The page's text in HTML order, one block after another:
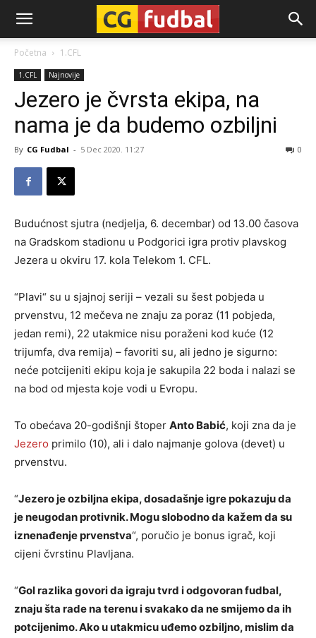
CG-
Fudbal
Početna 1.CFL
1.CFL Najnovije
Jezero je čvrsta ekipa, na
nama je da budemo ozbiljni
By CG Fudbal - 5 Dec 2020. 11:27 0
Budućnost sjutra (nedjelja, 6. decembar) od 13.00 časova
na Gradskom stadionu u Podgorici igra protiv plavskog
Jezera u okviru 17. kola Telekom 1. CFL.
“Plavi“ su u sjajnoj seriji – vezali su šest pobjeda u
prvenstvu, 12 mečeva ne znaju za poraz (11 pobjeda,
jedan remi), 22 utakmice nisu poraženi kod kuće (12
trijumfa, dva remija) – favoriti su, ali jedno je sigurno:
neće potcijeniti ekipu koja je sakupila 22 boda i nalazi se
na bod od mjesta koje vodi u Evropu.
To obećava 20-godišnji štoper Anto Babić, koji zna da je
Jezero primilo (10), ali i dalo najmanje golova (devet) u
prvenstvu.
“Jezero je ozbiljna ekipa, dosadašnje igre pokazuju da
je neugodan protivnik. Mogu slobodno da kažem da su
iznenađenje prvenstva“, poručio je bonus igrač, koji
cijeni čvrstinu Plavljana.
“Gol razlika govori da igraju tvrd i odgovoran fudbal,
znaju šta rade na terenu i svakako da ne smijemo da ih
potcijenimo. Ako u utakmicu uđemo ozbiljno, mislim da